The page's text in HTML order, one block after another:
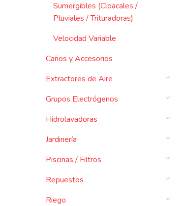
Sumergibles (Cloacales /
Pluviales / Trituradoras)
Velocidad Variable
Caños y Accesorios
Extractores de Aire
Grupos Electrógenos
Hidrolavadoras
Jardinería
Piscinas / Filtros
Repuestos
Riego